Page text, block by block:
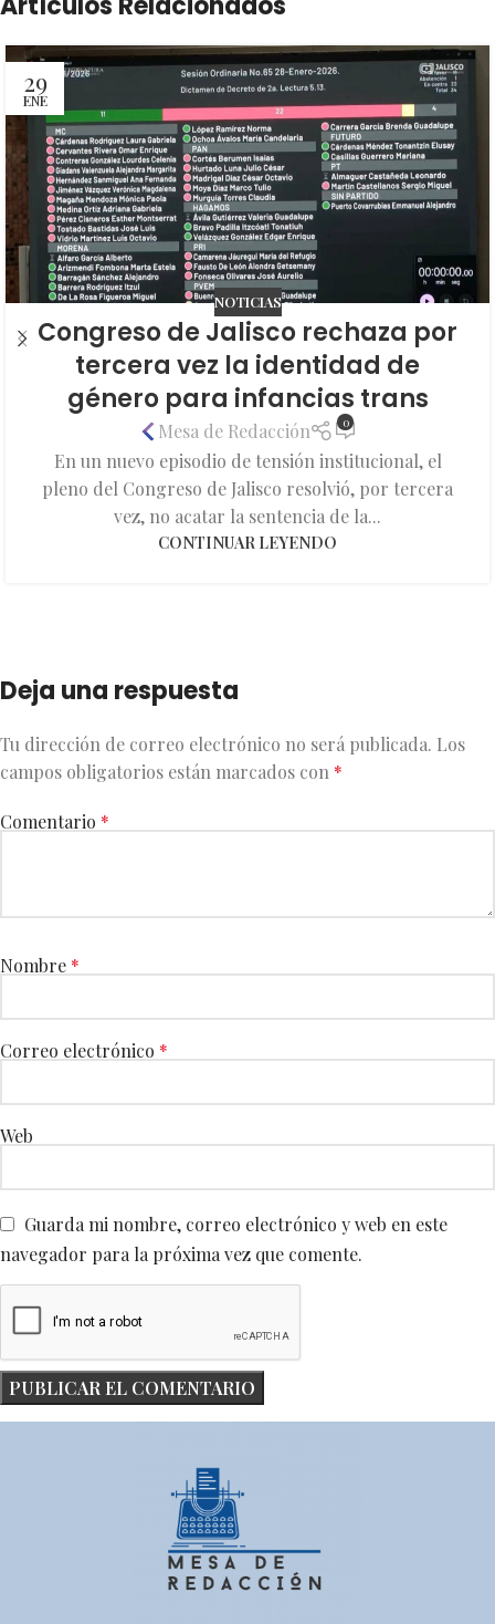
29
ENE
NOTICIAS
Congreso de Jalisco rechaza por
tercera vez la identidad de
género para infancias trans
Mesa de Redacción 0
En un nuevo episodio de tensión institucional, el
pleno del Congreso de Jalisco resolvió, por tercera
vez, no acatar la sentencia de la...
CONTINUAR LEYENDO
Deja una respuesta
Tu dirección de correo electrónico no será publicada. Los
campos obligatorios están marcados con *
Comentario *
Nombre *
Correo electrónico *
Web
Guarda mi nombre, correo electrónico y web en este
navegador para la próxima vez que comente.